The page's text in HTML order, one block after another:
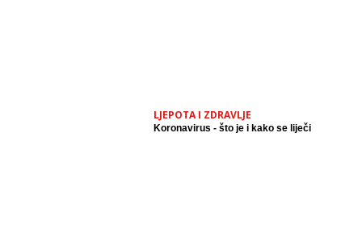
LJEPOTA I ZDRAVLJE
Koronavirus - što je i kako se liječi